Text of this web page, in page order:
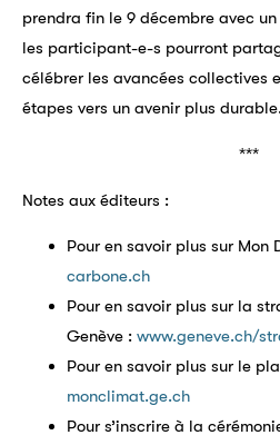
prendra fin le 9 décembre avec
les participant-e-s pourront
célébrer les avancées collectives
étapes vers un avenir plus
***
Notes aux éditeurs :
Pour en savoir plus sur Mon
carbone.ch
Pour en savoir plus sur la
Genève : www.geneve.ch/
Pour en savoir plus sur le
monclimat.ge.ch
Pour s’inscrire à la